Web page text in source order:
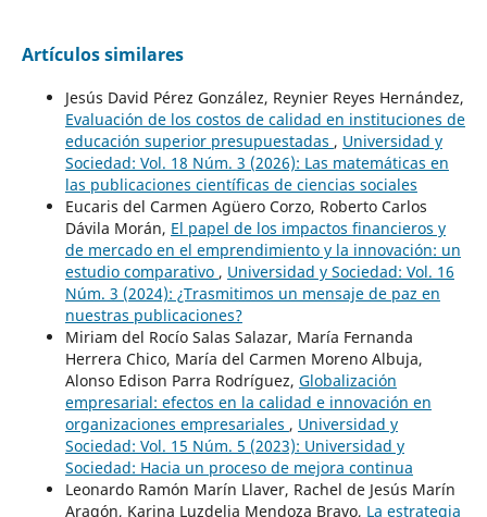
Artículos similares
Jesús David Pérez González, Reynier Reyes Hernández,
Evaluación de los costos de calidad en instituciones de
educación superior presupuestadas , Universidad y
Sociedad: Vol. 18 Núm. 3 (2026): Las matemáticas en
las publicaciones científicas de ciencias sociales
Eucaris del Carmen Agüero Corzo, Roberto Carlos
Dávila Morán, El papel de los impactos financieros y
de mercado en el emprendimiento y la innovación: un
estudio comparativo , Universidad y Sociedad: Vol. 16
Núm. 3 (2024): ¿Trasmitimos un mensaje de paz en
nuestras publicaciones?
Miriam del Rocío Salas Salazar, María Fernanda
Herrera Chico, María del Carmen Moreno Albuja,
Alonso Edison Parra Rodríguez, Globalización
empresarial: efectos en la calidad e innovación en
organizaciones empresariales , Universidad y
Sociedad: Vol. 15 Núm. 5 (2023): Universidad y
Sociedad: Hacia un proceso de mejora continua
Leonardo Ramón Marín Llaver, Rachel de Jesús Marín
Aragón, Karina Luzdelia Mendoza Bravo, La estrategia